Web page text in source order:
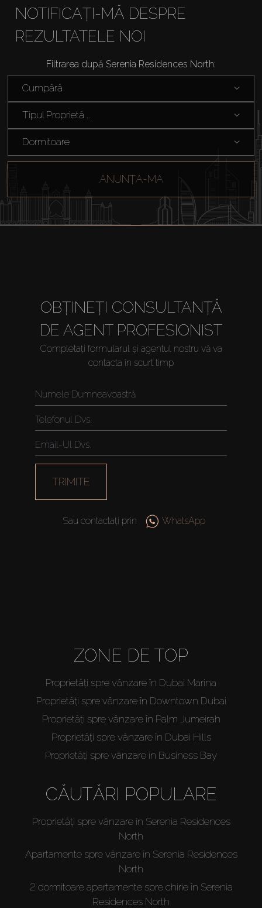
Cumpărați
Închiriați
Vânzare
Agenți
NOTIFICAȚI-MĂ DESPRE
REZULTATELE NOI
Filtrarea după Serenia Residences North:
Cumpără
Tipul Proprietă ...
Dormitoare
ANUNȚA-MA
OBȚINEȚI CONSULTANȚĂ
DE AGENT PROFESIONIST
Completați formularul și agentul nostru vă va
contacta în scurt timp
TRIMITE
Sau contactați prin WhatsApp
ZONE DE TOP
Proprietăți spre vânzare în Dubai Marina
Proprietăți spre vânzare în Downtown Dubai
Proprietăți spre vânzare în Palm Jumeirah
Proprietăți spre vânzare în Dubai Hills
Proprietăți spre vânzare în Business Bay
CĂUTĂRI POPULARE
Proprietăți spre vânzare în Serenia Residences
North
Apartamente spre vânzare în Serenia Residences
North
2 dormitoare apartamente spre chirie în Serenia
Residences North